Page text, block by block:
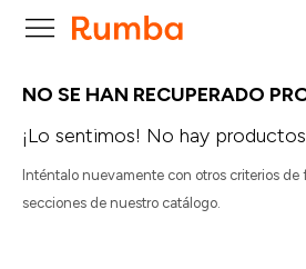

NO SE HAN RECUPERADO
¡Lo sentimos! No hay
Inténtalo nuevamente con otros criterios de
secciones de nuestro catálogo.